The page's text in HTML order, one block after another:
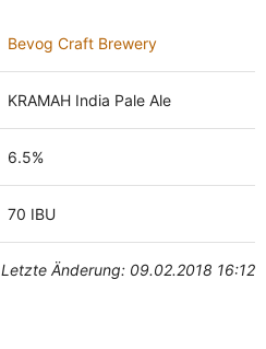
Bevog Craft Brewery
KRAMAH India Pale Ale
6.5%
70 IBU
Letzte Änderung: 09.02.2018 16:12